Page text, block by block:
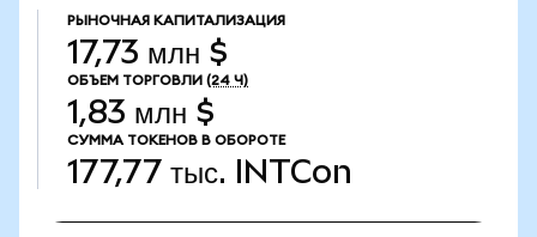
РЫНОЧНАЯ КАПИТАЛИЗАЦИЯ
17,73 млн $
ОБЪЕМ ТОРГОВЛИ (24 Ч)
1,83 млн $
СУММА ТОКЕНОВ В ОБОРОТЕ
177,77 тыс. INTCon